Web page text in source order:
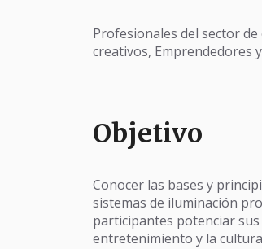
Profesionales del sector
creativos, Emprendedores
Objetivo
Conocer las bases y
sistemas de iluminación
participantes potenciar
entretenimiento y la